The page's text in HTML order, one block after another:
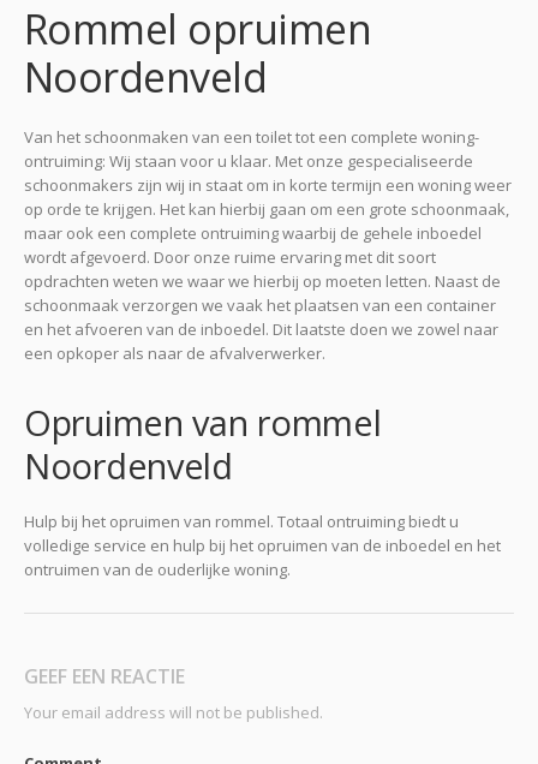
Rommel opruimen
Noordenveld
Van het schoonmaken van een toilet tot een complete woning-
ontruiming: Wij staan voor u klaar. Met onze gespecialiseerde
schoonmakers zijn wij in staat om in korte termijn een woning weer
op orde te krijgen. Het kan hierbij gaan om een grote schoonmaak,
maar ook een complete ontruiming waarbij de gehele inboedel
wordt afgevoerd. Door onze ruime ervaring met dit soort
opdrachten weten we waar we hierbij op moeten letten. Naast de
schoonmaak verzorgen we vaak het plaatsen van een container
en het afvoeren van de inboedel. Dit laatste doen we zowel naar
een opkoper als naar de afvalverwerker.
Opruimen van rommel
Noordenveld
Hulp bij het opruimen van rommel. Totaal ontruiming biedt u
volledige service en hulp bij het opruimen van de inboedel en het
ontruimen van de ouderlijke woning.
GEEF EEN REACTIE
Your email address will not be published.